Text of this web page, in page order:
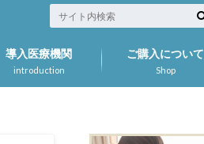
introduction
導入医療機関
Shop
ご購入について